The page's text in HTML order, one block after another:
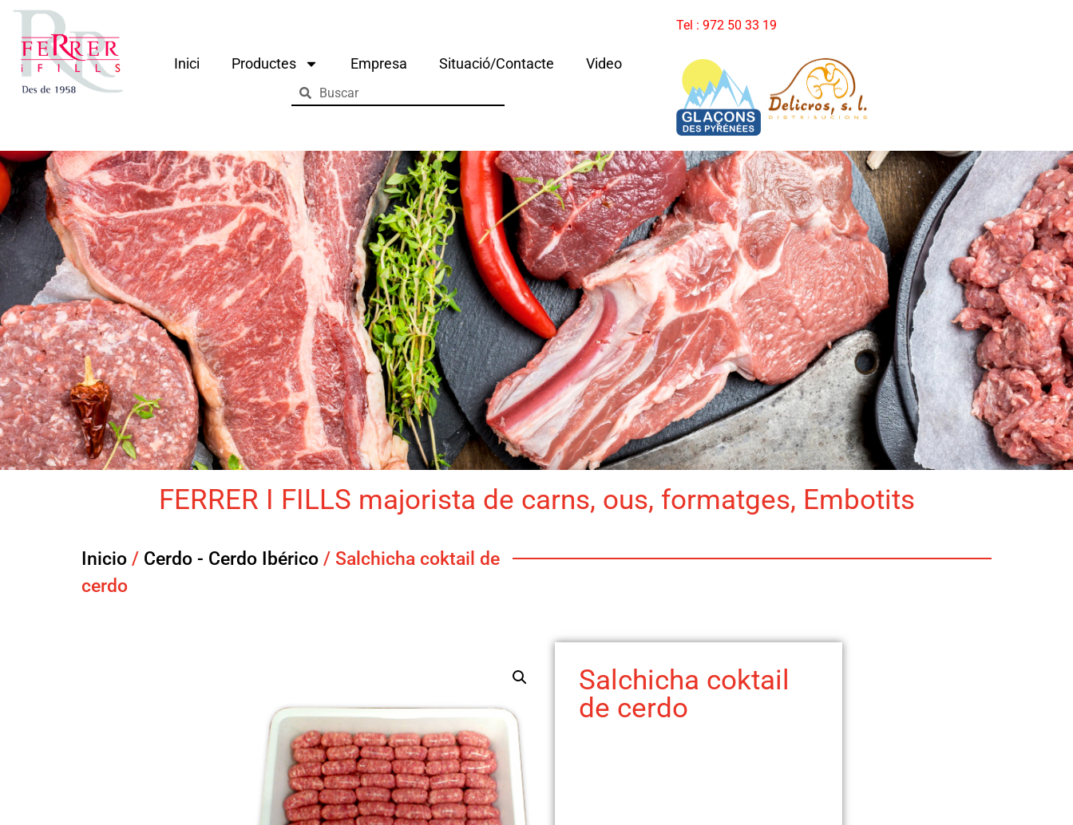
Inici Productes Empresa Situació/Contacte Video
Tel : 972 50 33 19
FERRER I FILLS majorista de carns, ous, formatges, Embotits
Inicio / Cerdo - Cerdo Ibérico / Salchicha coktail de
cerdo
Salchicha coktail
de cerdo